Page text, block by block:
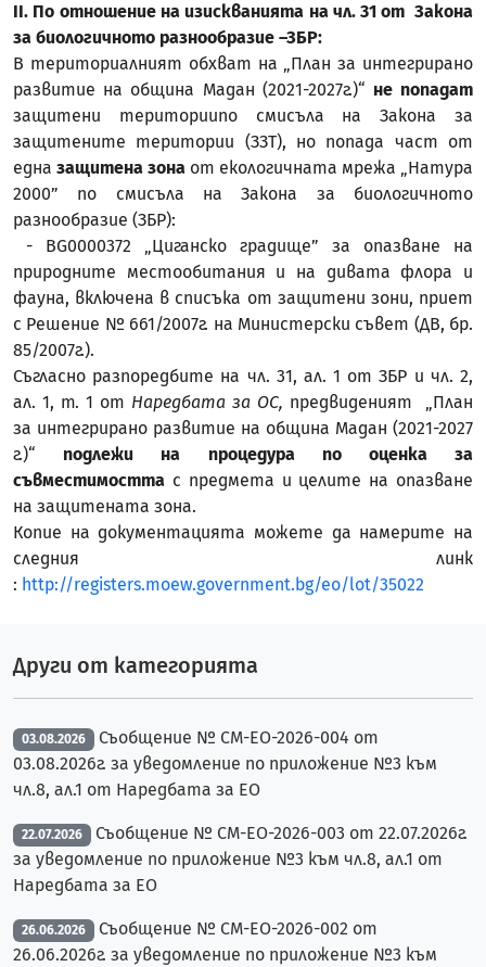
II. По отношение на изискванията на чл. 31 от Закона
за биологичното разнообразие –ЗБР:
В териториалният обхват на „План за интегрирано
развитие на община Мадан (2021-2027г.)“ не попадат
защитени териториипо смисъла на Закона за
защитените територии (ЗЗТ), но попада част от
една защитена зона от екологичната мрежа „Натура
2000” по смисъла на Закона за биологичното
разнообразие (ЗБР):
- BG0000372 „Циганско градище” за опазване на
природните местообитания и на дивата флора и
фауна, включена в списъка от защитени зони, приет
с Решение № 661/2007г. на Министерски съвет (ДВ, бр.
85/2007г.).
Съгласно разпоредбите на чл. 31, ал. 1 от ЗБР и чл. 2,
ал. 1, т. 1 от Наредбата за ОС, предвиденият „План
за интегрирано развитие на община Мадан (2021-2027
г.)“ подлежи на процедура по оценка за
съвместимостта с предмета и целите на опазване
на защитената зона.
Копие на документацията можете да намерите на
следния линк
: http://registers.moew.government.bg/eo/lot/35022
Други от категорията
03.08.2026
Съобщение № СМ-ЕО-2026-004 от
03.08.2026г. за уведомление по приложение №3 към
чл.8, ал.1 от Наредбата за ЕО
22.07.2026
Съобщение № СМ-ЕО-2026-003 от 22.07.2026г.
за уведомление по приложение №3 към чл.8, ал.1 от
Наредбата за ЕО
26.06.2026
Съобщение № СМ-ЕО-2026-002 от
26.06.2026г. за уведомление по приложение №3 към